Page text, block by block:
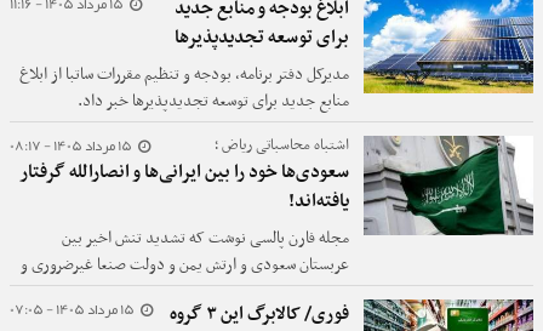
ابلاغ بودجه و منابع جدید
برای توسعه تجدیدپذیرها
مدیرکل دفتر برنامه، بودجه و تنظیم مقررات ساتبا از ابلاغ
منابع جدید برای توسعه تجدیدپذیرها خبر داد.
15 مرداد 1405 - 08:17 اشتباه محاسباتی ریاض ؛
سعودی‌ها خود را بین ایرانی‌ها و انصارالله گرفتار
یافته‌اند!
مجله فارن پالسی نوشت که تشدید تنش اخیر بین
عربستان سعودی و ارتش یمن و دولت صنعا غیرضروری و
نتیجه اشتباه محاسباتی ریاض بوده است.
15 مرداد 1405 - 07:05
فوری/ کالابرگ این ۳ گروه